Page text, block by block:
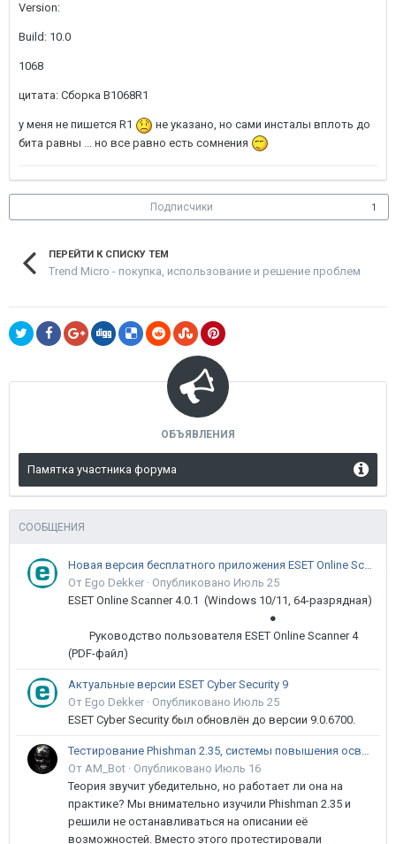
Version:
Build: 10.0
1068
цитата: Сборка B1068R1
у меня не пишется R1
не указано, но сами инсталы вплоть до
бита равны ... но все равно есть сомнения
Подписчики 1
ПЕРЕЙТИ К СПИСКУ ТЕМ
Trend Micro - покупка, использование и решение проблем
ОБЪЯВЛЕНИЯ
Памятка участника форума
СООБЩЕНИЯ
Новая версия бесплатного приложения ESET Online Scanner доступна пользователям
От Ego Dekker · Опубликовано Июль 25
ESET Online Scanner 4.0.1 (Windows 10/11, 64-разрядная)
●
Руководство пользователя ESET Online Scanner 4
(PDF-файл)
Актуальные версии ESET Cyber Security 9
От Ego Dekker · Опубликовано Июль 25
ESET Cyber Security был обновлён до версии 9.0.6700.
Тестирование Phishman 2.35, системы повышения осведомлённости пользователей в сфере ИБ
От AM_Bot · Опубликовано Июль 16
Теория звучит убедительно, но работает ли она на
практике? Мы внимательно изучили Phishman 2.35 и
решили не останавливаться на описании её
возможностей. Вместо этого протестировали